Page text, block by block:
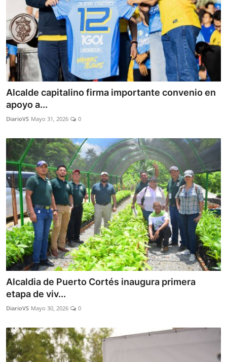
Alcalde capitalino firma importante convenio en
apoyo a...
DiarioVS Mayo 31, 2026 0
Alcaldia de Puerto Cortés inaugura primera
etapa de viv...
DiarioVS Mayo 30, 2026 0